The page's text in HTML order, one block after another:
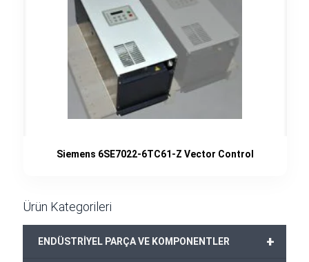
Siemens 6SE7022-6TC61-Z Vector Control
Ürün Kategorileri
+
ENDÜSTRİYEL PARÇA VE KOMPONENTLER